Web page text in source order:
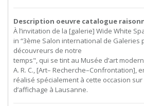
Description oeuvre catalogue
À l’invitation de la [galerie] Wide White
in “3ème Salon international de Galeries
découvreurs de notre
temps", qui se tint au Musée d’art
A. R. C., [Art– Recherche–Confrontation],
réalisé spécialement à cette occasion
d’affichage à Lausanne.